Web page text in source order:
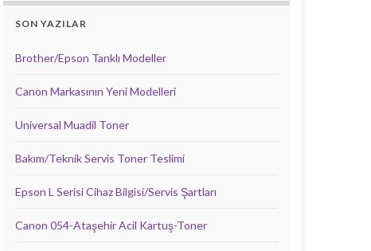
SON YAZILAR
Brother/Epson Tanklı Modeller
Canon Markasının Yeni Modelleri
Universal Muadil Toner
Bakım/Teknik Servis Toner Teslimi
Epson L Serisi Cihaz Bilgisi/Servis Şartları
Canon 054-Ataşehir Acil Kartuş-Toner